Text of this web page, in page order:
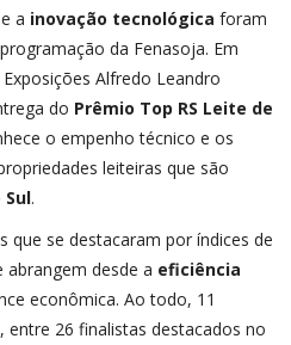
e a inovação tecnológica foram
da Fenasoja. Em
Alfredo Leandro
do Prêmio Top RS Leite de
o empenho técnico e os
leiteiras que são
Sul.
que se destacaram por índices de
abrangem desde a eficiência
econômica. Ao todo, 11
26 finalistas destacados no